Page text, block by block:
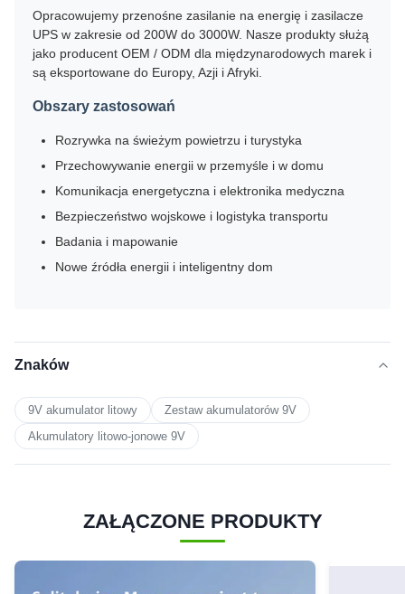
Opracowujemy przenośne zasilanie na energię i zasilacze
UPS w zakresie od 200W do 3000W. Nasze produkty służą
jako producent OEM / ODM dla międzynarodowych marek i
są eksportowane do Europy, Azji i Afryki.
Obszary zastosowań
Rozrywka na świeżym powietrzu i turystyka
Przechowywanie energii w przemyśle i w domu
Komunikacja energetyczna i elektronika medyczna
Bezpieczeństwo wojskowe i logistyka transportu
Badania i mapowanie
Nowe źródła energii i inteligentny dom
Znaków
9V akumulator litowy
Zestaw akumulatorów 9V
Akumulatory litowo-jonowe 9V
ZAŁĄCZONE PRODUKTY